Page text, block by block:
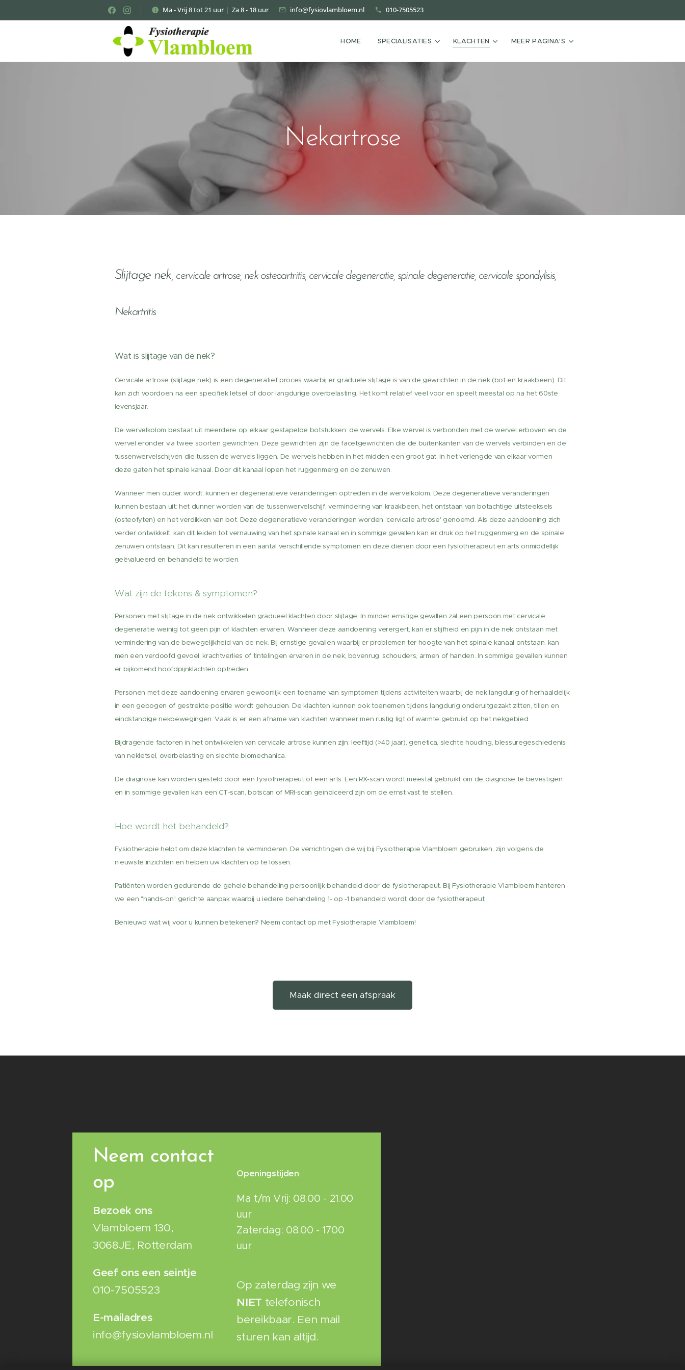
Ma - Vrij 8 tot 21 uur | Za 8 - 18 uur info@fysiovlambloem.nl 010-7505523
HOME SPECIALISATIES KLACHTEN MEER PAGINA'S
Nekartrose
Slijtage nek, cervicale artrose, nek osteoartritis, cervicale degeneratie, spinale degeneratie, cervicale spondylisis,
Nekartritis
Wat is slijtage van de nek?
Cervicale artrose (slijtage nek) is een degeneratief proces waarbij er graduele slijtage is van de gewrichten in de nek (bot en kraakbeen). Dit
kan zich voordoen na een specifiek letsel of door langdurige overbelasting. Het komt relatief veel voor en speelt meestal op na het 60ste
levensjaar.
De wervelkolom bestaat uit meerdere op elkaar gestapelde botstukken: de wervels. Elke wervel is verbonden met de wervel erboven en de
wervel eronder via twee soorten gewrichten. Deze gewrichten zijn de facetgewrichten die de buitenkanten van de wervels verbinden en de
tussenwervelschijven die tussen de wervels liggen. De wervels hebben in het midden een groot gat. In het verlengde van elkaar vormen
deze gaten het spinale kanaal. Door dit kanaal lopen het ruggenmerg en de zenuwen.
Wanneer men ouder wordt, kunnen er degeneratieve veranderingen optreden in de wervelkolom. Deze degeneratieve veranderingen
kunnen bestaan uit: het dunner worden van de tussenwervelschijf, vermindering van kraakbeen, het ontstaan van botachtige uitsteeksels
(osteofyten) en het verdikken van bot. Deze degeneratieve veranderingen worden 'cervicale artrose' genoemd. Als deze aandoening zich
verder ontwikkelt, kan dit leiden tot vernauwing van het spinale kanaal en in sommige gevallen kan er druk op het ruggenmerg en de spinale
zenuwen ontstaan. Dit kan resulteren in een aantal verschillende symptomen en deze dienen door een fysiotherapeut en arts onmiddellijk
geëvalueerd en behandeld te worden.
Wat zijn de tekens & symptomen?
Personen met slijtage in de nek ontwikkelen gradueel klachten door slijtage. In minder ernstige gevallen zal een persoon met cervicale
degeneratie weinig tot geen pijn of klachten ervaren. Wanneer deze aandoening verergert, kan er stijfheid en pijn in de nek ontstaan met
vermindering van de bewegelijkheid van de nek. Bij ernstige gevallen waarbij er problemen ter hoogte van het spinale kanaal ontstaan, kan
men een verdoofd gevoel, krachtverlies of tintelingen ervaren in de nek, bovenrug, schouders, armen of handen. In sommige gevallen kunnen
er bijkomend hoofdpijnklachten optreden.
Personen met deze aandoening ervaren gewoonlijk een toename van symptomen tijdens activiteiten waarbij de nek langdurig of herhaaldelijk
in een gebogen of gestrekte positie wordt gehouden. De klachten kunnen ook toenemen tijdens langdurig onderuitgezakt zitten, tillen en
eindstandige nekbewegingen. Vaak is er een afname van klachten wanneer men rustig ligt of warmte gebruikt op het nekgebied.
Bijdragende factoren in het ontwikkelen van cervicale artrose kunnen zijn: leeftijd (>40 jaar), genetica, slechte houding, blessuregeschiedenis
van nekletsel, overbelasting en slechte biomechanica.
De diagnose kan worden gesteld door een fysiotherapeut of een arts. Een RX-scan wordt meestal gebruikt om de diagnose te bevestigen
en in sommige gevallen kan een CT-scan, botscan of MRI-scan geïndiceerd zijn om de ernst vast te stellen.
Hoe wordt het behandeld?
Fysiotherapie helpt om deze klachten te verminderen. De verrichtingen die wij bij Fysiotherapie Vlambloem gebruiken, zijn volgens de
nieuwste inzichten en helpen uw klachten op te lossen.
Patiënten worden gedurende de gehele behandeling persoonlijk behandeld door de fysiotherapeut. Bij Fysiotherapie Vlambloem hanteren
we een "hands-on" gerichte aanpak waarbij u iedere behandeling 1- op -1 behandeld wordt door de fysiotherapeut.
Benieuwd wat wij voor u kunnen betekenen? Neem contact op met Fysiotherapie Vlambloem!
Maak direct een afspraak
Neem contact
op
Bezoek ons
Vlambloem 130,
3068JE, Rotterdam
Geef ons een seintje
010-7505523
E-mailadres
info@fysiovlambloem.nl
Openingstijden
Ma t/m Vrij: 08.00 - 21.00
uur
Zaterdag: 08.00 - 1700
uur
Op zaterdag zijn we
NIET telefonisch
bereikbaar. Een mail
sturen kan altijd.